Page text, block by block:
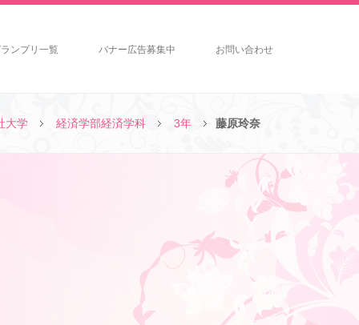
ンプリ一覧 バナー広告募集中 お問い合わせ
大学 経済学部経済学科 3年 藤原玲奈